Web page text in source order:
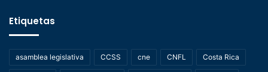
Etiquetas
asamblea legislativa CCSS cne CNFL Costa Rica